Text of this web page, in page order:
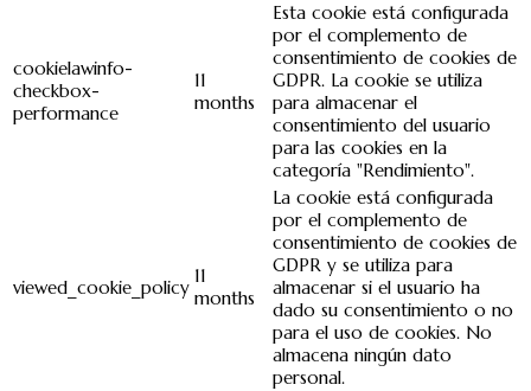
cookielawinfo-
checkbox-
performance
11
months
Esta cookie está configurada
por el complemento de
consentimiento de cookies de
GDPR. La cookie se utiliza
para almacenar el
consentimiento del usuario
para las cookies en la
categoría "Rendimiento".
viewed_cookie_policy
11
months
La cookie está configurada
por el complemento de
consentimiento de cookies de
GDPR y se utiliza para
almacenar si el usuario ha
dado su consentimiento o no
para el uso de cookies. No
almacena ningún dato
personal.